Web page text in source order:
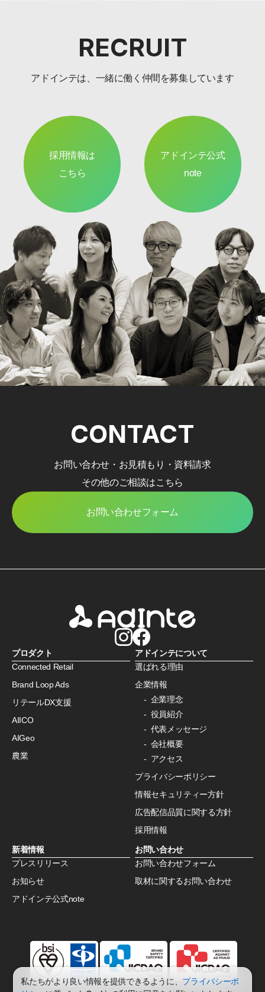
RECRUIT
アドインテは、一緒に働く仲間を募集しています
採用情報は
こちら
アドインテ公式
note
CONTACT
お問い合わせ・お見積もり・資料請求
その他のご相談はこちら
お問い合わせフォーム
プロダクト
Connected Retail
Brand Loop Ads
リテールDX支援
AIICO
AIGeo
農業
アドインテについて
選ばれる理由
企業情報
企業理念
役員紹介
代表メッセージ
会社概要
アクセス
プライバシーポリシー
情報セキュリティー方針
広告配信品質に関する方針
採用情報
新着情報
プレスリリース
お知らせ
アドインテ公式note
お問い合わせ
お問い合わせフォーム
取材に関するお問い合わせ
私たちがより良い情報を提供できるように、 プライバシーポ